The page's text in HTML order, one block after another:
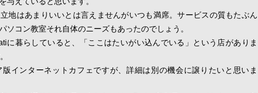
地はあまりいいとは言えませんがいつも満席。サービスの質もたぶん
ソコン教室それ自体のニーズもあったのでしょう。
に暮らしていると、「ここはたいがい込んでいる」という店がありま
インターネットカフェですが、 詳細は別の機会に譲りたいと思いま